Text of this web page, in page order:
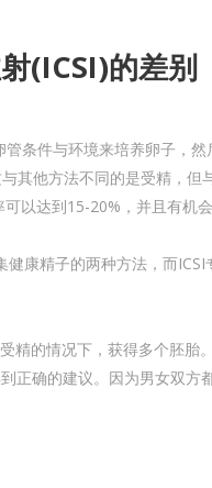
(ICSI)的差别
条件与环境来培养卵子，
其他方法不同的是受精，但
以达到15-20%，并且有机
精子的两种方法，而
的情况下，获得多个胚胎
确的建议。因为男女双方